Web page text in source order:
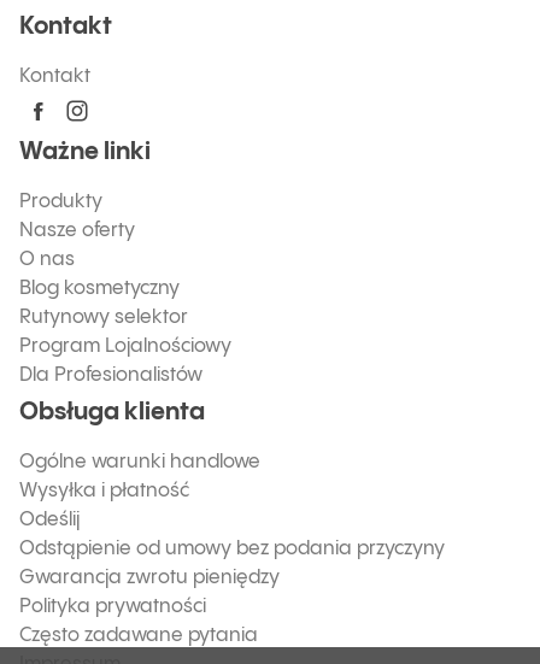
Kontakt
Kontakt
Ważne linki
Produkty
Nasze oferty
O nas
Blog kosmetyczny
Rutynowy selektor
Program Lojalnościowy
Dla Profesionalistów
Obsługa klienta
Ogólne warunki handlowe
Wysyłka i płatność
Odeślij
Odstąpienie od umowy bez podania przyczyny
Gwarancja zwrotu pieniędzy
Polityka prywatności
Często zadawane pytania